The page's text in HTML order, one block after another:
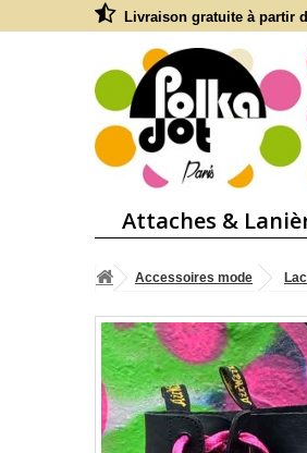
Livraison gratuite à partir
Attaches &
Accessoires mode